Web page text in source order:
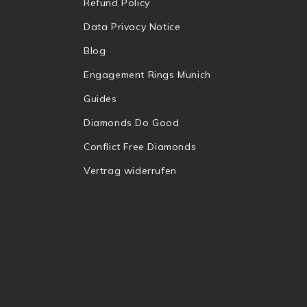
Refund Policy
Data Privacy Notice
Blog
Engagement Rings Munich
Guides
Diamonds Do Good
Conflict Free Diamonds
Vertrag widerrufen